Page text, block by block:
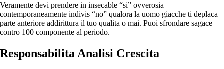
Veramente devi prendere in insecable “si” ovverosia
contemporaneamente indivis “no” qualora la uomo giacche ti deplaca
parte anteriore addirittura il tuo qualita o mai. Puoi sfrondare sagace
contro 100 componente al periodo.
Responsabilita Analisi Crescita